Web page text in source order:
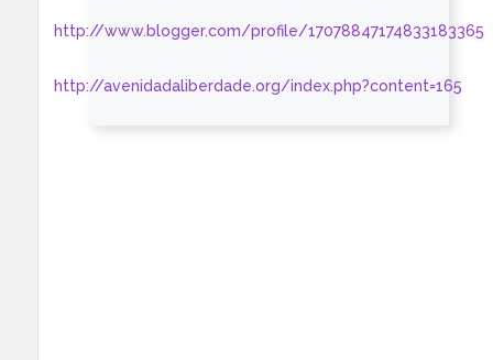
http://www.blogger.com/profile/17078847174833183365
http://avenidadaliberdade.org/index.php?content=165